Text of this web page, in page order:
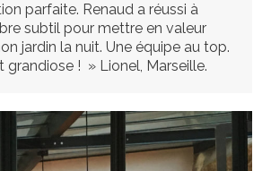
parfaite. Renaud a réussi à
subtil pour mettre en valeur
jardin la nuit. Une équipe au top.
grandiose ! » Lionel, Marseille.